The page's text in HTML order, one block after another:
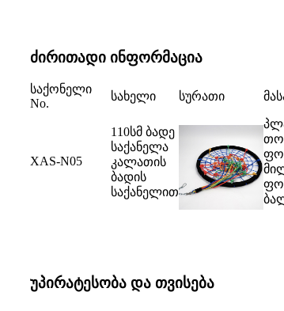
ძირითადი ინფორმაცია
საქონელი
No.
სახელი სურათი
XAS-N05
110სმ ბადე
საქანელა
კალათის
ბადის
საქანელით
უპირატესობა და თვისება